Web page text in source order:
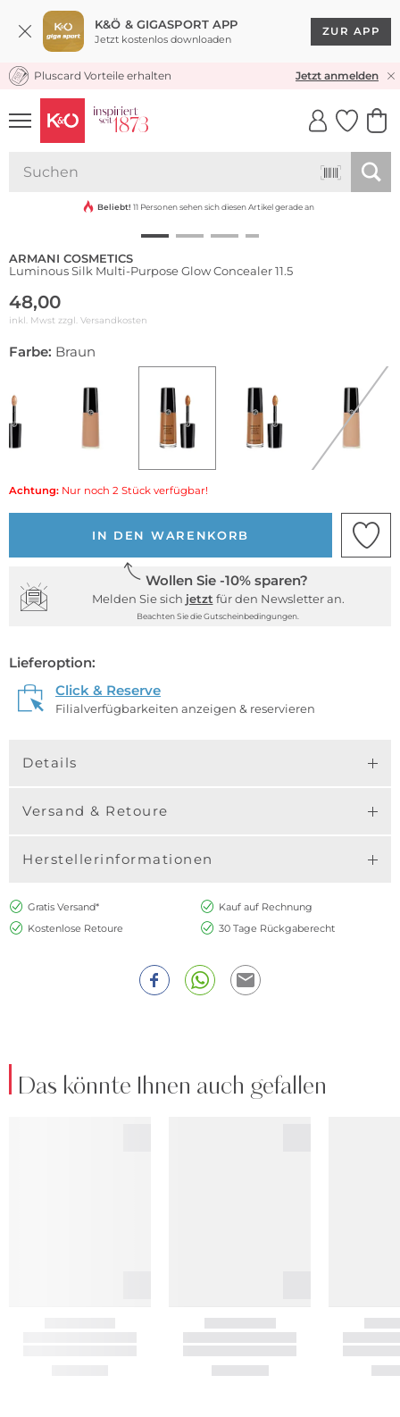
K&Ö & GIGASPORT APP
Jetzt kostenlos downloaden
ZUR APP
KOSTENLOSER VERSAND* & RÜCKVERSAND
Pluscard Vorteile erhalten Jetzt anmelden
UNSERE APP
CLICK &
Beliebt! 11 Personen sehen sich diesen Artikel gerade an
ARMANI COSMETICS
Luminous Silk Multi-Purpose Glow Concealer 11.5
48,00
inkl. Mwst zzgl. Versandkosten
Farbe: Braun
Achtung: Nur noch 2 Stück verfügbar!
IN DEN WARENKORB
Wollen Sie -10% sparen?
Melden Sie sich jetzt für den Newsletter an.
Beachten Sie die Gutscheinbedingungen.
Lieferoption:
Click & Reserve
Filialverfügbarkeiten anzeigen & reservieren
Details
Versand & Retoure
Herstellerinformationen
Gratis Versand*
Kauf auf Rechnung
Kostenlose Retoure
30 Tage Rückgaberecht
Das könnte Ihnen auch gefallen